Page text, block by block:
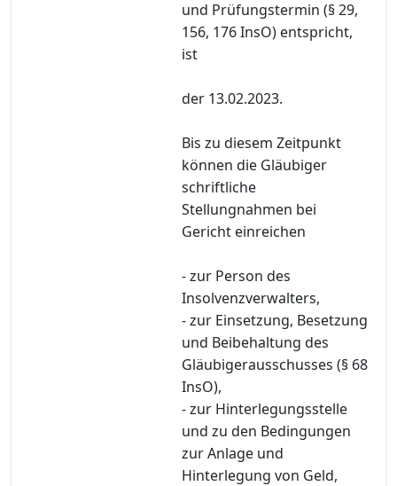
und Prüfungstermin (§ 29,
156, 176 InsO) entspricht,
ist
der 13.02.2023.
Bis zu diesem Zeitpunkt
können die Gläubiger
schriftliche
Stellungnahmen bei
Gericht einreichen
- zur Person des
Insolvenzverwalters,
- zur Einsetzung, Besetzung
und Beibehaltung des
Gläubigerausschusses (§ 68
InsO),
- zur Hinterlegungsstelle
und zu den Bedingungen
zur Anlage und
Hinterlegung von Geld,